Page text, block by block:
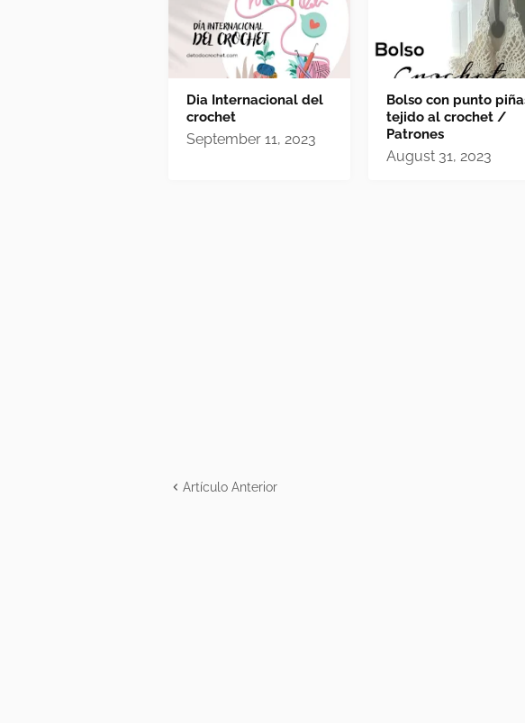
Dia Internacional del
crochet
September 11, 2023
Bolso con punto
tejido al crochet /
Patrones
August 31, 2023
Artículo Anterior